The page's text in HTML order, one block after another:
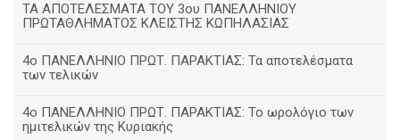
ΤΑ ΑΠΟΤΕΛΕΣΜΑΤΑ ΤΟΥ 3ου ΠΑΝΕΛΛΗΝΙΟΥ
ΠΡΩΤΑΘΛΗΜΑΤΟΣ ΚΛΕΙΣΤΗΣ ΚΩΠΗΛΑΣΙΑΣ
4ο ΠΑΝΕΛΛΗΝΙΟ ΠΡΩΤ. ΠΑΡΑΚΤΙΑΣ: Τα αποτελέσματα
των τελικών
4ο ΠΑΝΕΛΛΗΝΙΟ ΠΡΩΤ. ΠΑΡΑΚΤΙΑΣ: Το ωρολόγιο των
ημιτελικών της Κυριακής